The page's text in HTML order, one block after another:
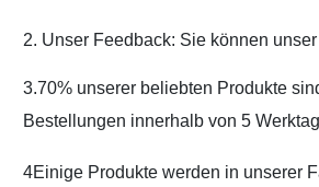
2. Unser Feedback: Sie können
3.70% unserer beliebten Produkte
Bestellungen innerhalb von 5
4Einige Produkte werden in unserer